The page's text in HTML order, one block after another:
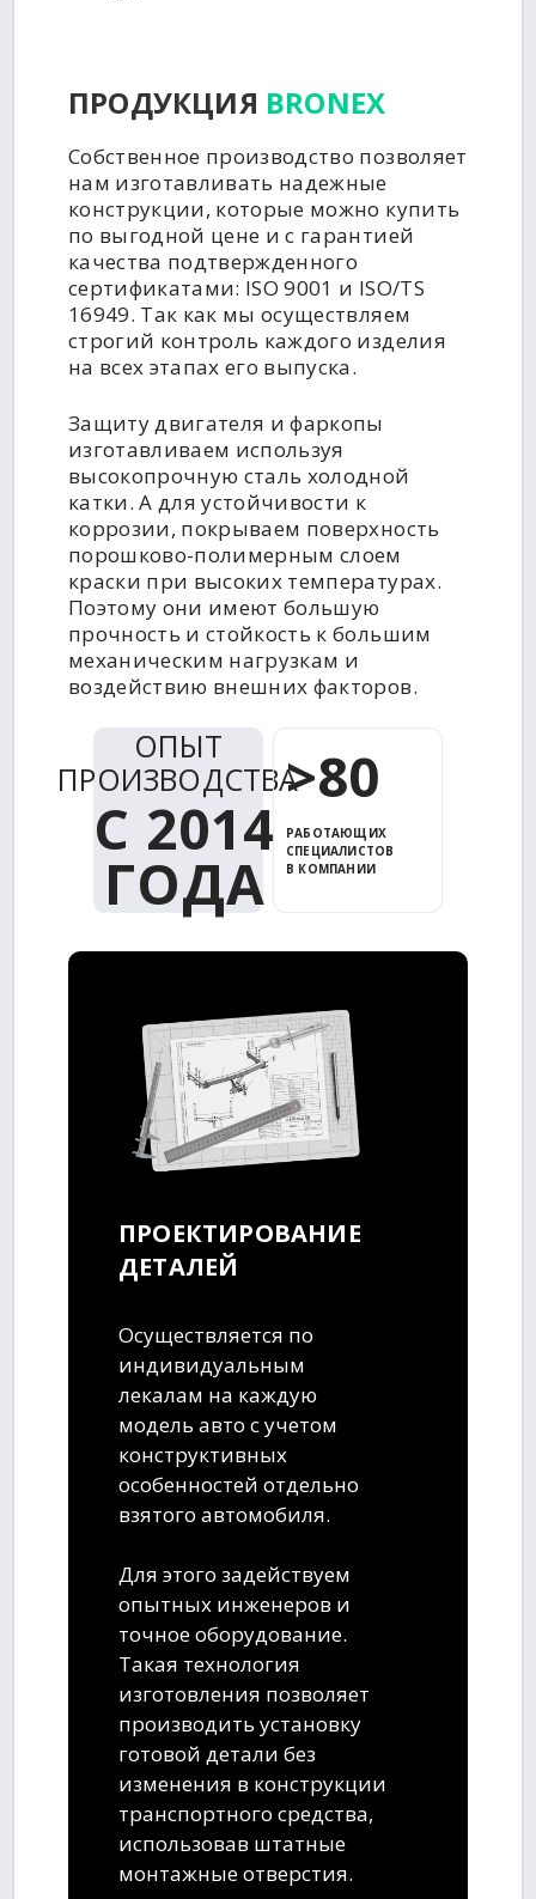
ПРОДУКЦИЯ BRONEX
Собственное производство позволяет
нам изготавливать надежные
конструкции, которые можно купить
по выгодной цене и с гарантией
качества подтвержденного
сертификатами: ISO 9001 и ISO/TS
16949. Так как мы осуществляем
строгий контроль каждого изделия
на всех этапах его выпуска.
Защиту двигателя и фаркопы
изготавливаем используя
высокопрочную сталь холодной
катки. А для устойчивости к
коррозии, покрываем поверхность
порошково-полимерным слоем
краски при высоких температурах.
Поэтому они имеют большую
прочность и стойкость к большим
механическим нагрузкам и
воздействию внешних факторов.
ОПЫТ
ПРОИЗВОДСТВА
С 2014
ГОДА
>80
РАБОТАЮЩИХ
СПЕЦИАЛИСТОВ
В КОМПАНИИ
ПРОЕКТИРОВАНИЕ
ДЕТАЛЕЙ
Осуществляется по
индивидуальным
лекалам на каждую
модель авто с учетом
конструктивных
особенностей отдельно
взятого автомобиля.
Для этого задействуем
опытных инженеров и
точное оборудование.
Такая технология
изготовления позволяет
производить установку
готовой детали без
изменения в конструкции
транспортного средства,
использовав штатные
монтажные отверстия.